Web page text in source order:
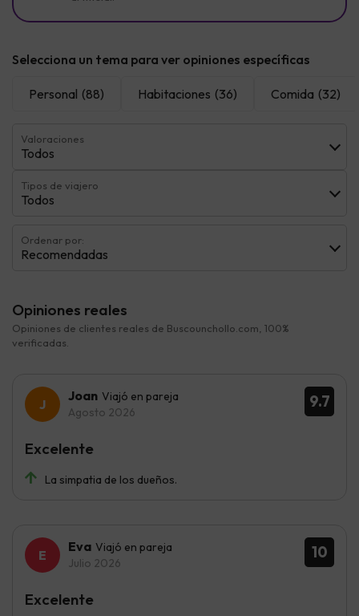
Selecciona un tema para ver opiniones específicas
Personal (88) Habitaciones (36) Comida (32)
Valoraciones
Todos
Tipos de viajero
Todos
Ordenar por:
Recomendadas
Opiniones reales
Opiniones de clientes reales de Buscounchollo.com, 100%
verificadas.
9.7
Joan Viajó en pareja
Agosto 2026
La simpatia de los dueños.
Excelente
10
Eva Viajó en pareja
Julio 2026
Excelente